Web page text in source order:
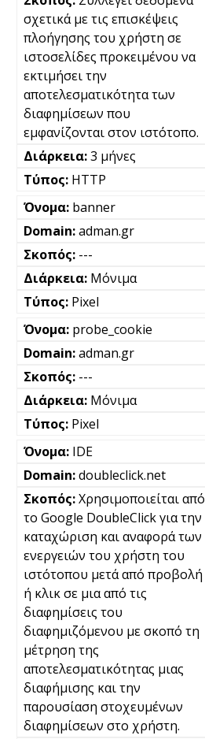
σχετικά με τις επισκέψεις
πλοήγησης του χρήστη σε
ιστοσελίδες προκειμένου να
εκτιμήσει την
αποτελεσματικότητα των
διαφημίσεων που
εμφανίζονται στον ιστότοπο.
3 μήνες
HTTP
banner
adman.gr
---
Μόνιμα
Pixel
probe_cookie
adman.gr
---
Μόνιμα
Pixel
IDE
doubleclick.net
Χρησιμοποιείται από
το Google DoubleClick για την
καταχώριση και αναφορά των
ενεργειών του χρήστη του
ιστότοπου μετά από προβολή
ή κλικ σε μια από τις
διαφημίσεις του
διαφημιζόμενου με σκοπό τη
μέτρηση της
αποτελεσματικότητας μιας
διαφήμισης και την
παρουσίαση στοχευμένων
διαφημίσεων στο χρήστη.